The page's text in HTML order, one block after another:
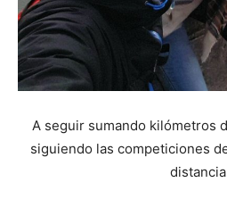
A seguir sumando kilómetros
siguiendo las competiciones